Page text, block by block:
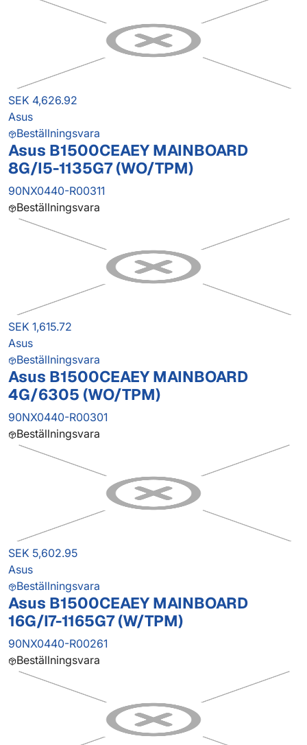
SEK 4,626.92
Asus
Beställningsvara
Asus B1500CEAEY MAINBOARD
8G/I5-1135G7 (WO/TPM)
90NX0440-R00311
Beställningsvara
SEK 1,615.72
Asus
Beställningsvara
Asus B1500CEAEY MAINBOARD
4G/6305 (WO/TPM)
90NX0440-R00301
Beställningsvara
SEK 5,602.95
Asus
Beställningsvara
Asus B1500CEAEY MAINBOARD
16G/I7-1165G7 (W/TPM)
90NX0440-R00261
Beställningsvara